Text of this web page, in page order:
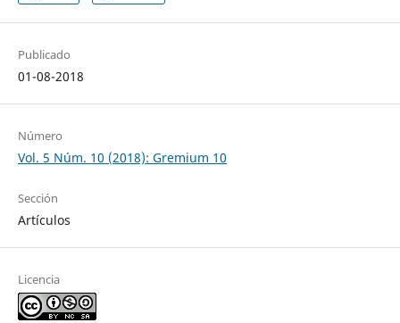
Publicado
01-08-2018
Número
Vol. 5 Núm. 10 (2018): Gremium 10
Sección
Artículos
Licencia